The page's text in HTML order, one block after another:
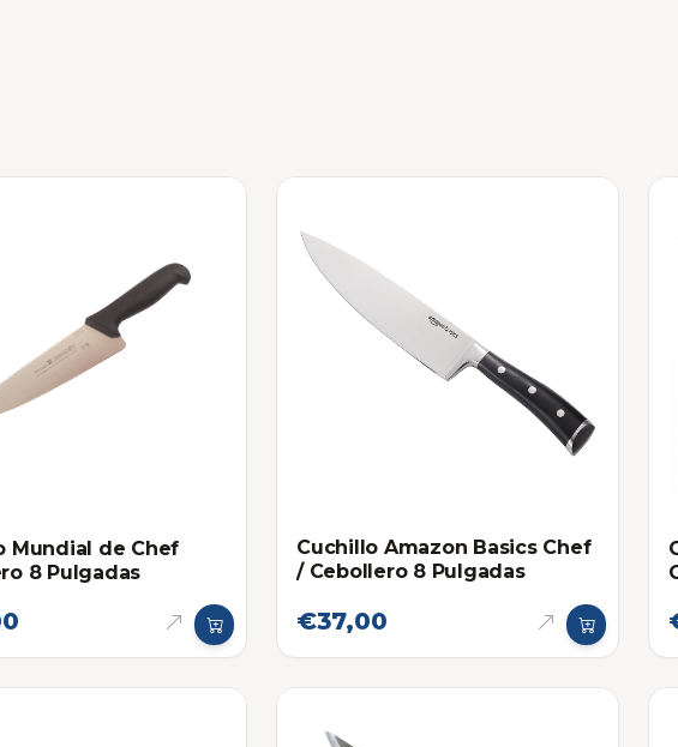
Mundial de Chef
8 Pulgadas
Cuchillo Amazon Basics Chef
/ Cebollero 8 Pulgadas
€37,00